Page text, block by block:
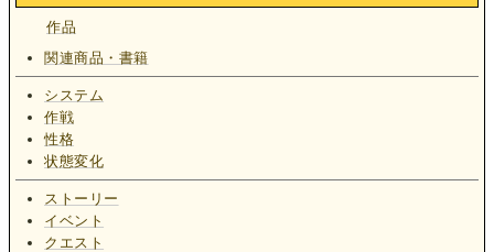
作品
関連商品・書籍
システム
作戦
性格
状態変化
ストーリー
イベント
クエスト